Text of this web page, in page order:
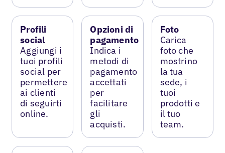
Profili
social
Aggiungi i
tuoi profili
social per
permettere
ai clienti
di seguirti
online.
Opzioni di
pagamento
Indica i
metodi di
pagamento
accettati
per
facilitare
gli
acquisti.
Foto
Carica
foto che
mostrino
la tua
sede, i
tuoi
prodotti e
il tuo
team.